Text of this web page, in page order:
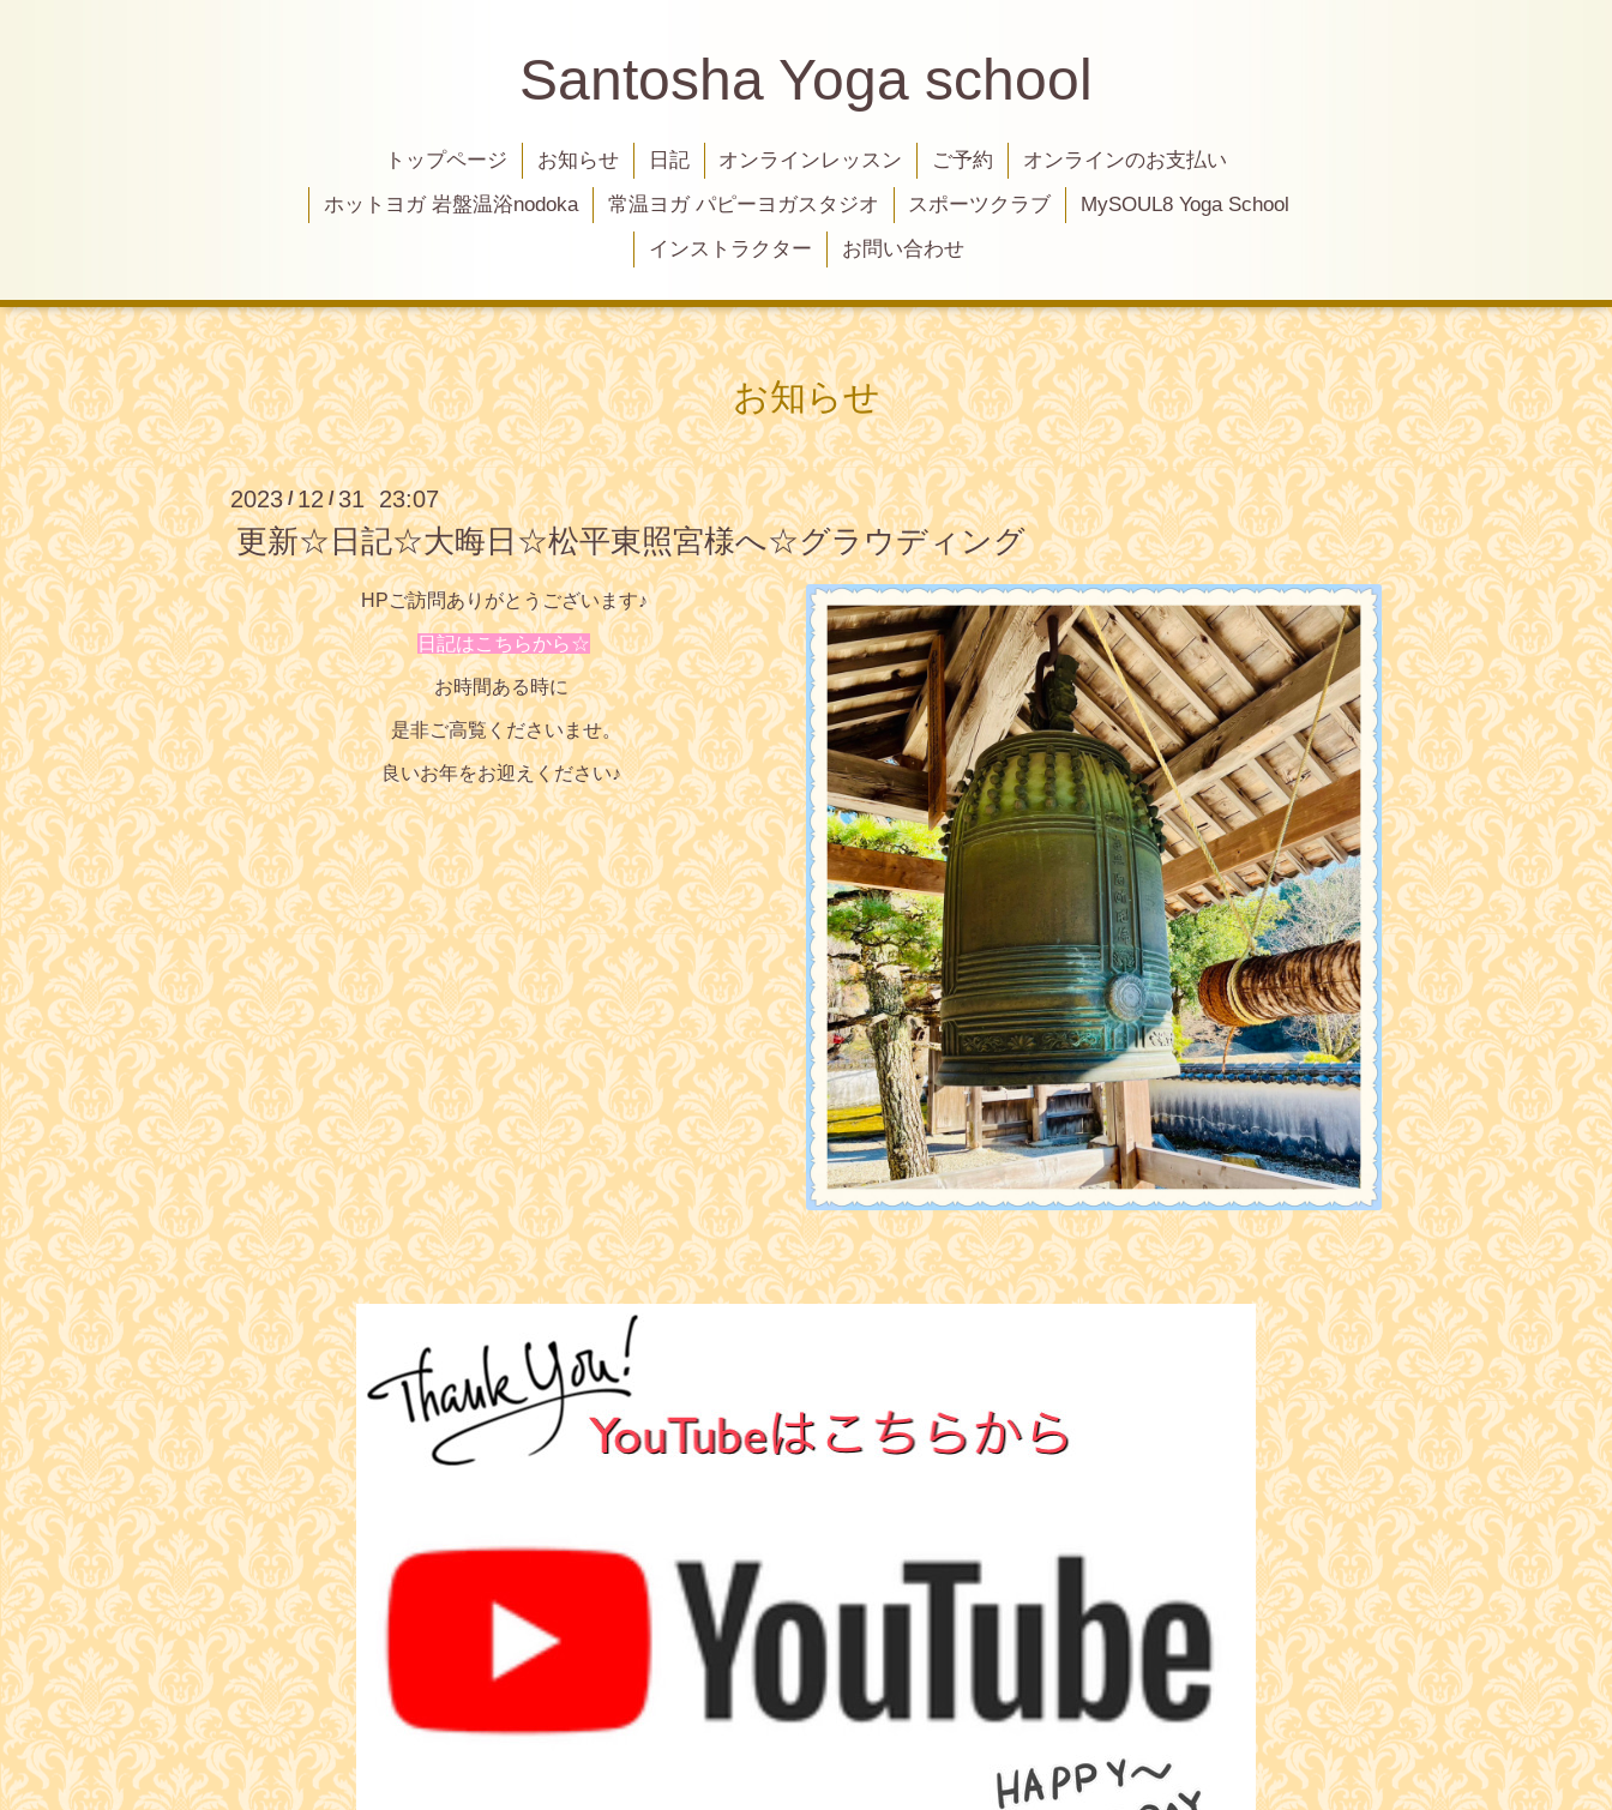
Santosha Yoga school
トップページ お知らせ 日記 オンラインレッスン ご予約
オンラインのお支払い
ホットヨガ 岩盤温浴nodoka
常温ヨガ パピーヨガスタジオ スポーツクラブ
MySOUL8 Yoga School
インストラクター
お問い合わせ
お知らせ
2023/12 / 31 23:07
更新☆日記☆大晦日☆松平東照宮様へ☆グラウディング
HPご訪問ありがとうございます♪
日記はこちらから☆
お時間ある時に
是非ご高覧くださいませ。
良いお年をお迎えください♪